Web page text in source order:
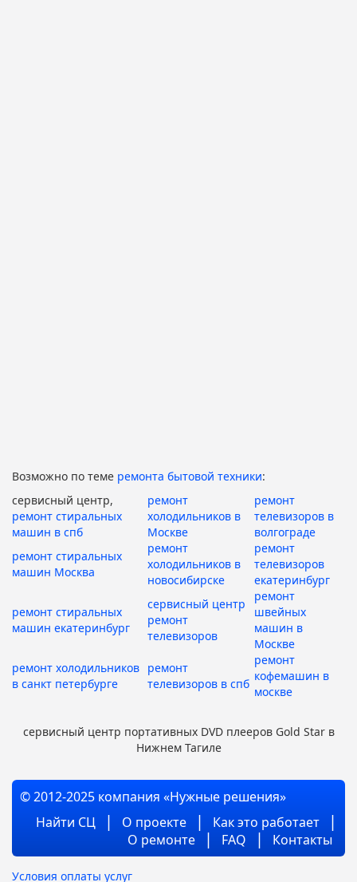
Возможно по теме ремонта бытовой техники:
сервисный центр,
ремонт стиральных
машин в спб
ремонт
холодильников в
Москве
ремонт
телевизоров в
волгограде
ремонт стиральных
машин Москва
ремонт
холодильников в
новосибирске
ремонт
телевизоров
екатеринбург
ремонт стиральных
машин екатеринбург
сервисный центр
ремонт
телевизоров
ремонт
швейных
машин в
Москве
ремонт холодильников
в санкт петербурге
ремонт
телевизоров в спб
ремонт
кофемашин в
москве
сервисный центр портативных DVD плееров Gold Star в
Нижнем Тагиле
© 2012-2025 компания «Нужные решения»
Найти СЦ
О проекте
Как это работает
О ремонте
FAQ Контакты
Условия оплаты услуг